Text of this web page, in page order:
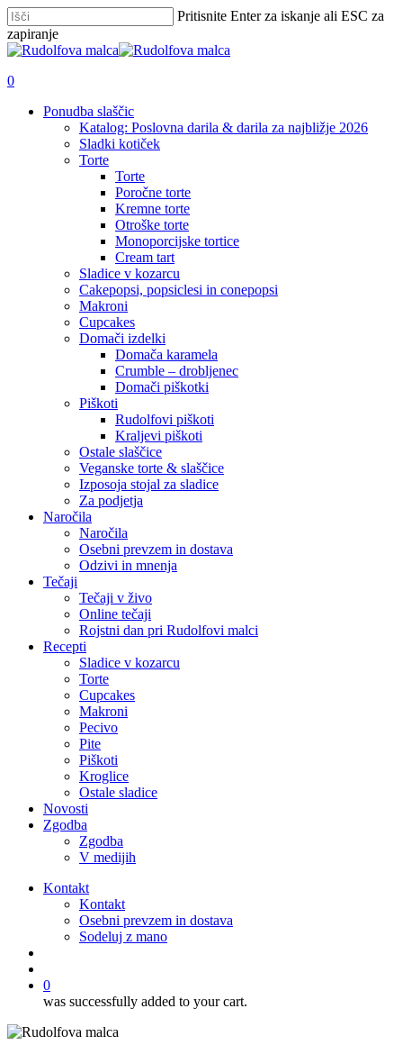
Skip
to
main
Pritisnite Enter za iskanje ali ESC za
zapiranje
Zapri
išči
account
0
Ponudba slaščic
Katalog: Poslovna darila & darila za najbližje 2026
Sladki kotiček
Torte
Torte
Poročne torte
Kremne torte
Otroške torte
Monoporcijske tortice
Cream tart
Sladice v kozarcu
Cakepopsi, popsiclesi in conepopsi
Makroni
Cupcakes
Domači izdelki
Domača karamela
Crumble – drobljenec
Domači piškotki
Piškoti
Rudolfovi piškoti
Kraljevi piškoti
Ostale slaščice
Veganske torte & slaščice
Izposoja stojal za sladice
Za podjetja
Naročila
Naročila
Osebni prevzem in dostava
Odzivi in mnenja
Tečaji
Tečaji v živo
Online tečaji
Rojstni dan pri Rudolfovi malci
Recepti
Sladice v kozarcu
Torte
Cupcakes
Makroni
Pecivo
Pite
Piškoti
Kroglice
Ostale sladice
Novosti
Zgodba
Zgodba
V medijih
Kontakt
Kontakt
Osebni prevzem in dostava
Sodeluj z mano
0
was successfully added to your cart.